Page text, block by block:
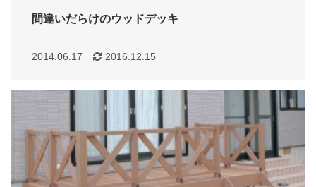
間違いだらけのウッドデッキ
2014.06.17 2016.12.15